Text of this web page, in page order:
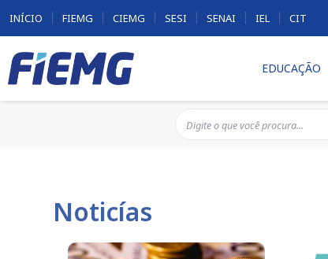
INÍCIO FIEMG CIEMG SESI SENAI IEL CIT
EDUCAÇÃO
Noticías